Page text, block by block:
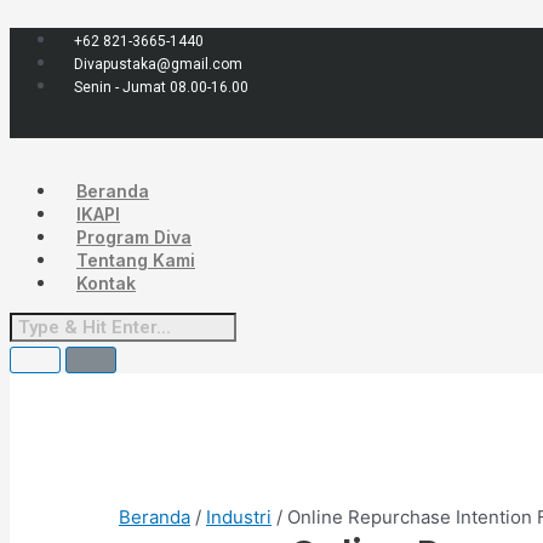
ke
konten
+62 821-3665-1440
Divapustaka@gmail.com
Senin - Jumat 08.00-16.00
Beranda
IKAPI
Program Diva
Tentang Kami
Kontak
Beranda / Industri / Online Repurchase Intention
Online
Repurchase
Intention